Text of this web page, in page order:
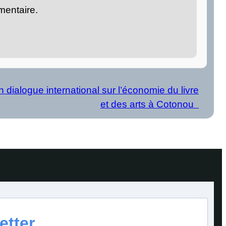
dialogue international sur l’économie du livre
et des arts à Cotonou